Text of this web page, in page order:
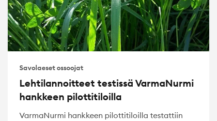
Savolaeset ossoojat
Lehtilannoitteet testissä VarmaNurmi
hankkeen pilottitiloilla
VarmaNurmi hankkeen pilottitiloilla testattiin